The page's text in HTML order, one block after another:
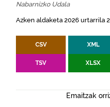
Nabarnizko Udala
Azken aldaketa 2026 urtarrila
CSV XML
TSV XLSX
Emaitzak